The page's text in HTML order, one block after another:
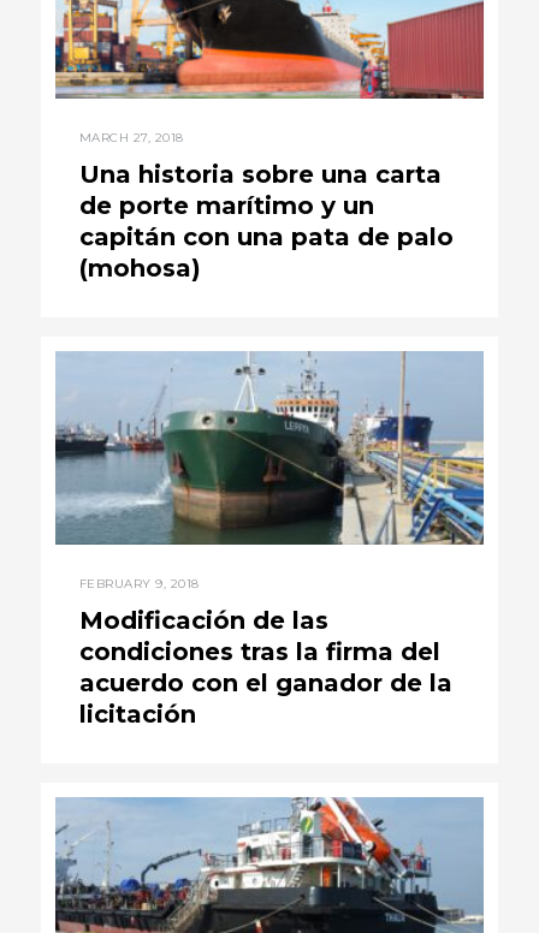
MARCH 27, 2018
Una historia sobre una carta
de porte marítimo y un
capitán con una pata de palo
(mohosa)
FEBRUARY 9, 2018
Modificación de las
condiciones tras la firma del
acuerdo con el ganador de la
licitación